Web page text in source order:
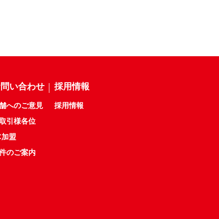
い合わせ
へのご意見
引様各位
加盟
のご案内
採用情報
採用情報